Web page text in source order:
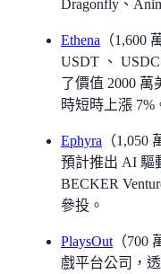
Dragonfly、
Ethena （1,600
USDT 、
了價值 2000 萬
時短時上漲 7%
Ephyra （1,050
預計推出 AI 驅
BECKER
參投。
PlaysOut （700
戲平台公司，